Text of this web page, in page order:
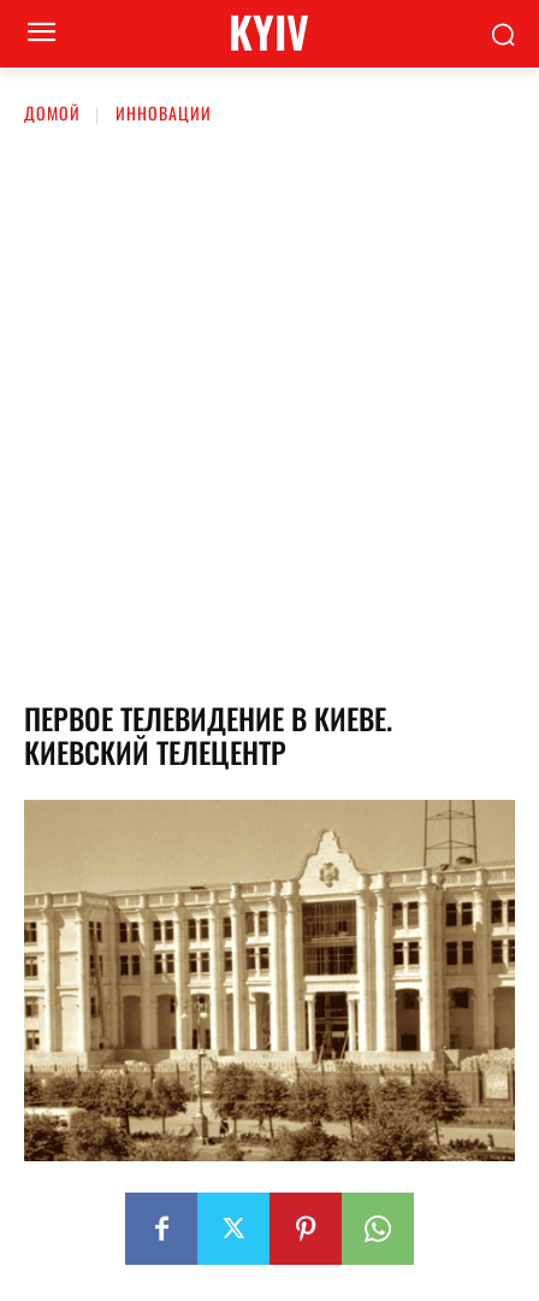
KYIV
ДОМОЙ ИННОВАЦИИ
ПЕРВОЕ ТЕЛЕВИДЕНИЕ В КИЕВЕ.
КИЕВСКИЙ ТЕЛЕЦЕНТР